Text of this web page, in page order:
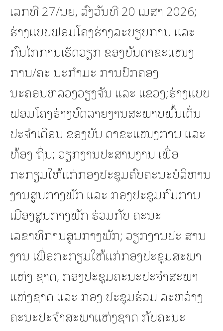
ເລກທີ 27/ນຍ, ລົງວັນທີ 20 ເມສາ 2026;
ຮ່າງແບບຟອມໂຄງຮ່າງລະບຽບການ ແລະ
ກົນໄກການເຮັດວຽກ ຂອງບັນດາຂະແໜງ
ການ/ຄະ ນະກຳມະ ການປົກຄອງ
ນະຄອນຫລວງວຽງຈັນ ແລະ ແຂວງ;ຮ່າງແບບ
ຟອມໂຄງຮ່າງບົດລາຍງານສະພາບພົ້ນເດັ່ນ
ປະຈໍາເດືອນ ຂອງບັນ ດາຂະແໜງການ ແລະ
ທ້ອງ ຖິ່ນ; ວຽກງານປະສານງານ ເພື່ອ
ກະກຽມໃຫ້ແກ່ກອງປະຊຸມຄົບຄະນະບໍລິຫານ
ງານສູນກາງພັກ ແລະ ກອງປະຊຸມກົມການ
ເມືອງສູນກາງພັກ ຮ່ວມກັບ ຄະນະ
ເລຂາທິການສູນກາງພັກ; ວຽກງານປະ ສານ
ງານ ເພື່ອກະກຽມໃຫ້ແກ່ກອງປະຊຸມສະພາ
ແຫ່ງ ຊາດ, ກອງປະຊຸມຄະນະປະຈຳສະພາ
ແຫ່ງຊາດ ແລະ ກອງ ປະຊຸມຮ່ວມ ລະຫວ່າງ
ຄະນະປະຈຳສະພາແຫ່ງຊາດ ກັບຄະນະ